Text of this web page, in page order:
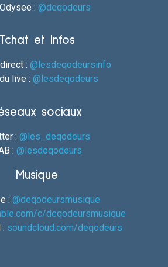
: @deqodeurs
Tchat et Infos
: @lesdeqodeursinfo
live : @lesdeqodeurs
sociaux
: @les_deqodeurs
: @lesdeqodeurs
Musique
: @deqodeursmusique
c/deqodeursmusique
soundcloud.com/deqodeurs